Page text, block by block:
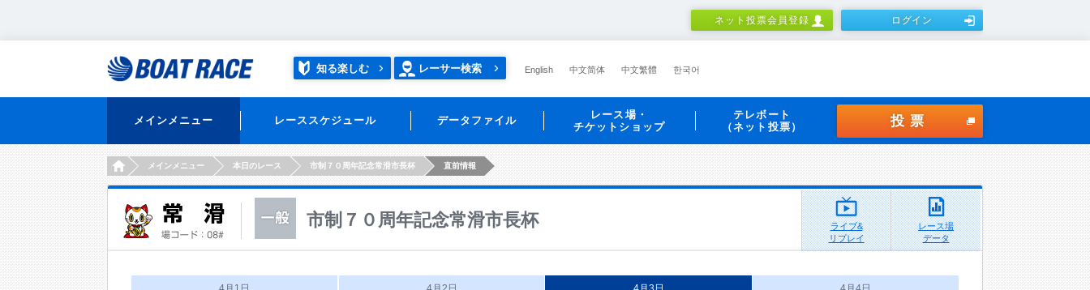
ネット投票会員登録 ログイン
知る楽しむ レーサー検索 English 中文简体 中文繁體 한국어
メインメニュー レーススケジュール データファイル
レース場・
チケットショップ
テレボート
（ネット投票）
投票
HOMEメインメニュー 本日のレース 市制７０周年記念常滑市長杯 直前情報
市制７０周年記念常滑市長杯
ライブ&
リプレイ
レース場
データ